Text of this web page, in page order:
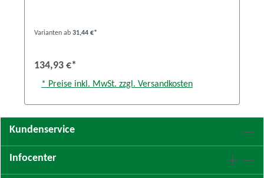
Varianten ab 31,44 €*
134,93 €*
* Preise inkl. MwSt. zzgl. Versandkosten
Kundenservice
Infocenter